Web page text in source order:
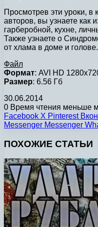
Просмотрев эти уроки, в
авторов, вы узнаете как
гарберобной, кухне,
Также узнаете о
от хлама в доме и голове.
Файл
Формат: AVI HD
Размер: 6.56 Гб
30.06.2014
0 Время чтения меньше
Facebook X Pinterest
Messenger Messenger
ПОХОЖИЕ СТАТЬИ